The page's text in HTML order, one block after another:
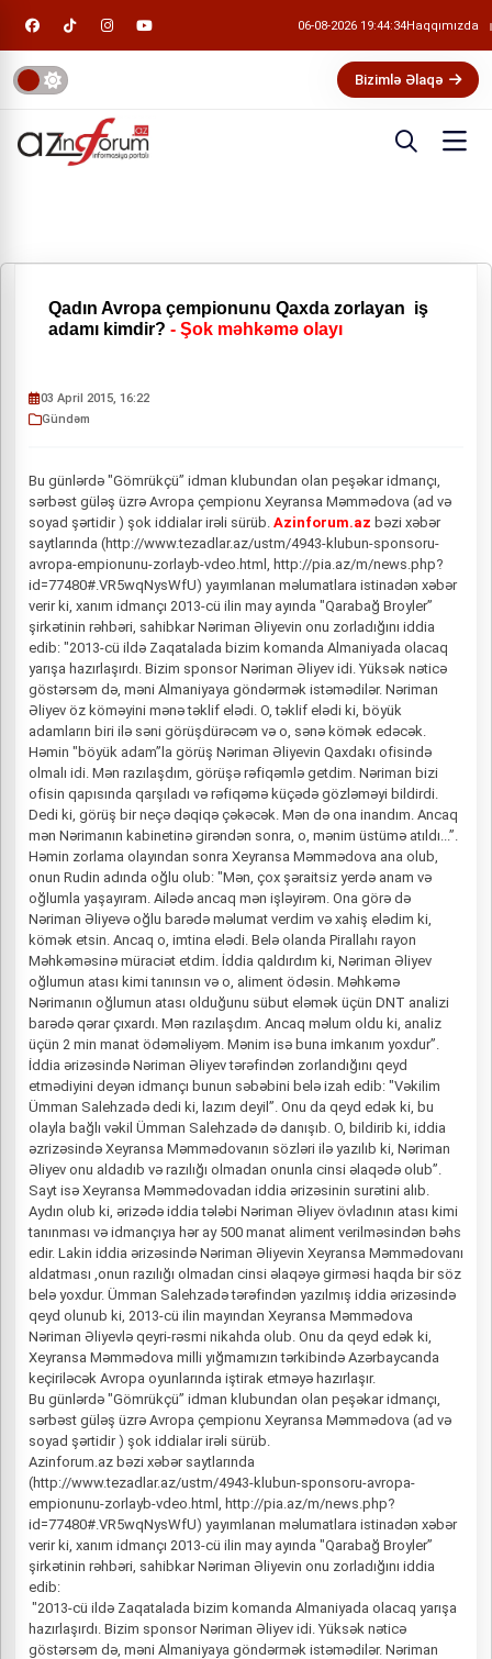
06-08-2026 19:44:35Haqqımızda
Bizimlə Əlaqə
Qadın Avropa çempionunu Qaxda zorlayan iş
adamı kimdir? - Şok məhkəmə olayı
03 April 2015, 16:22
Gündəm
Bu günlərdə "Gömrükçü” idman klubundan olan peşəkar idmançı,
sərbəst güləş üzrə Avropa çempionu Xeyransa Məmmədova (ad və
soyad şərtidir ) şok iddialar irəli sürüb. Azinforum.az bəzi xəbər
saytlarında (http://www.tezadlar.az/ustm/4943-klubun-sponsoru-
avropa-empionunu-zorlayb-vdeo.html, http://pia.az/m/news.php?
id=77480#.VR5wqNysWfU) yayımlanan məlumatlara istinadən xəbər
verir ki, xanım idmançı 2013-cü ilin may ayında "Qarabağ Broyler”
şirkətinin rəhbəri, sahibkar Nəriman Əliyevin onu zorladığını iddia
edib: "2013-cü ildə Zaqatalada bizim komanda Almaniyada olacaq
yarışa hazırlaşırdı. Bizim sponsor Nəriman Əliyev idi. Yüksək nəticə
göstərsəm də, məni Almaniyaya göndərmək istəmədilər. Nəriman
Əliyev öz köməyini mənə təklif elədi. O, təklif elədi ki, böyük
adamların biri ilə səni görüşdürəcəm və o, sənə kömək edəcək.
Həmin "böyük adam”la görüş Nəriman Əliyevin Qaxdakı ofisində
olmalı idi. Mən razılaşdım, görüşə rəfiqəmlə getdim. Nəriman bizi
ofisin qapısında qarşıladı və rəfiqəmə küçədə gözləməyi bildirdi.
Dedi ki, görüş bir neçə dəqiqə çəkəcək. Mən də ona inandım. Ancaq
mən Nərimanın kabinetinə girəndən sonra, o, mənim üstümə atıldı...”.
Həmin zorlama olayından sonra Xeyransa Məmmədova ana olub,
onun Rudin adında oğlu olub: "Mən, çox şəraitsiz yerdə anam və
oğlumla yaşayıram. Ailədə ancaq mən işləyirəm. Ona görə də
Nəriman Əliyevə oğlu barədə məlumat verdim və xahiş elədim ki,
kömək etsin. Ancaq o, imtina elədi. Belə olanda Pirallahı rayon
Məhkəməsinə müraciət etdim. İddia qaldırdım ki, Nəriman Əliyev
oğlumun atası kimi tanınsın və o, aliment ödəsin. Məhkəmə
Nərimanın oğlumun atası olduğunu sübut eləmək üçün DNT analizi
barədə qərar çıxardı. Mən razılaşdım. Ancaq məlum oldu ki, analiz
üçün 2 min manat ödəməliyəm. Mənim isə buna imkanım yoxdur”.
İddia ərizəsində Nəriman Əliyev tərəfindən zorlandığını qeyd
etmədiyini deyən idmançı bunun səbəbini belə izah edib: "Vəkilim
Ümman Salehzadə dedi ki, lazım deyil”. Onu da qeyd edək ki, bu
olayla bağlı vəkil Ümman Salehzadə də danışıb. O, bildirib ki, iddia
əzrizəsində Xeyransa Məmmədovanın sözləri ilə yazılıb ki, Nəriman
Əliyev onu aldadıb və razılığı olmadan onunla cinsi əlaqədə olub”.
Sayt isə Xeyransa Məmmədovadan iddia ərizəsinin surətini alıb.
Aydın olub ki, ərizədə iddia tələbi Nəriman Əliyev övladının atası kimi
tanınması və idmançıya hər ay 500 manat aliment verilməsindən bəhs
edir. Lakin iddia ərizəsində Nəriman Əliyevin Xeyransa Məmmədovanı
aldatması ,onun razılığı olmadan cinsi əlaqəyə girməsi haqda bir söz
belə yoxdur. Ümman Salehzadə tərəfindən yazılmış iddia ərizəsində
qeyd olunub ki, 2013-cü ilin mayından Xeyransa Məmmədova
Nəriman Əliyevlə qeyri-rəsmi nikahda olub. Onu da qeyd edək ki,
Xeyransa Məmmədova milli yığmamızın tərkibində Azərbaycanda
keçiriləcək Avropa oyunlarında iştirak etməyə hazırlaşır.
Bu günlərdə "Gömrükçü” idman klubundan olan peşəkar idmançı,
sərbəst güləş üzrə Avropa çempionu Xeyransa Məmmədova (ad və
soyad şərtidir ) şok iddialar irəli sürüb.
Azinforum.az bəzi xəbər saytlarında
(http://www.tezadlar.az/ustm/4943-klubun-sponsoru-avropa-
empionunu-zorlayb-vdeo.html, http://pia.az/m/news.php?
id=77480#.VR5wqNysWfU) yayımlanan məlumatlara istinadən xəbər
verir ki, xanım idmançı 2013-cü ilin may ayında "Qarabağ Broyler”
şirkətinin rəhbəri, sahibkar Nəriman Əliyevin onu zorladığını iddia
edib:
"2013-cü ildə Zaqatalada bizim komanda Almaniyada olacaq yarışa
hazırlaşırdı. Bizim sponsor Nəriman Əliyev idi. Yüksək nəticə
göstərsəm də, məni Almaniyaya göndərmək istəmədilər. Nəriman